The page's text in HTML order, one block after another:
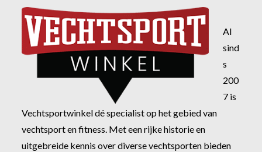
Al
sind
s
200
7 is
Vechtsportwinkel dé specialist op het gebied van
vechtsport en fitness. Met een rijke historie en
uitgebreide kennis over diverse vechtsporten bieden